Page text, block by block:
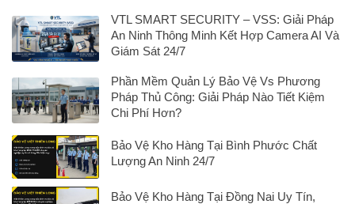
VTL SMART SECURITY – VSS: Giải Pháp
An Ninh Thông Minh Kết Hợp Camera AI Và
Giám Sát 24/7
Phần Mềm Quản Lý Bảo Vệ Vs Phương
Pháp Thủ Công: Giải Pháp Nào Tiết Kiệm
Chi Phí Hơn?
Bảo Vệ Kho Hàng Tại Bình Phước Chất
Lượng An Ninh 24/7
Bảo Vệ Kho Hàng Tại Đồng Nai Uy Tín,